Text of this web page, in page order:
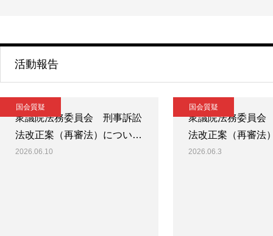
活動報告
国会質疑
衆議院法務委員会 刑事訴訟
法改正案（再審法）につい…
2026.06.10
国会質疑
衆議院法務委員
法改正案（再審法
2026.06.3